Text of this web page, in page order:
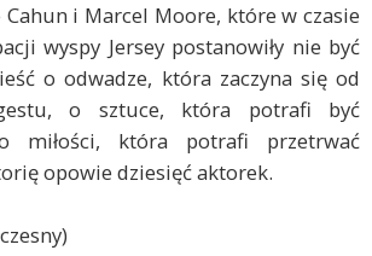
i Marcel Moore, które w czasie
wyspy Jersey postanowiły nie być
o odwadze, która zaczyna się od
o sztuce, która potrafi być
miłości, która potrafi przetrwać
opowie dziesięć aktorek.